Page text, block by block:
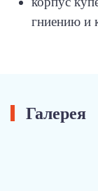
гниению и
Галерея